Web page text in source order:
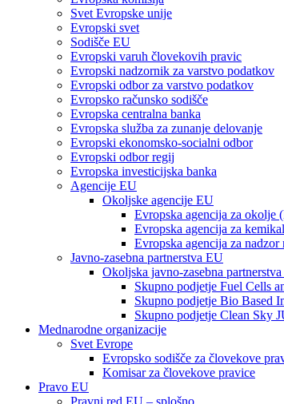
Svet Evropske unije
Evropski svet
Sodišče EU
Evropski varuh človekovih pravic
Evropski nadzornik za varstvo podatkov
Evropski odbor za varstvo podatkov
Evropsko računsko sodišče
Evropska centralna banka
Evropska služba za zunanje delovanje
Evropski ekonomsko-socialni odbor
Evropski odbor regij
Evropska investicijska banka
Agencije EU
Okoljske agencije EU
Evropska agencija za okolje
Evropska agencija za
Evropska agencija za
Javno-zasebna partnerstva EU
Okoljska javno-zasebna
Skupno podjetje Fuel Cells
Skupno podjetje Bio Based
Skupno podjetje Clean Sky
Mednarodne organizacije
Svet Evrope
Evropsko sodišče za človekove
Komisar za človekove pravice
Pravo EU
Pravni red EU – splošno